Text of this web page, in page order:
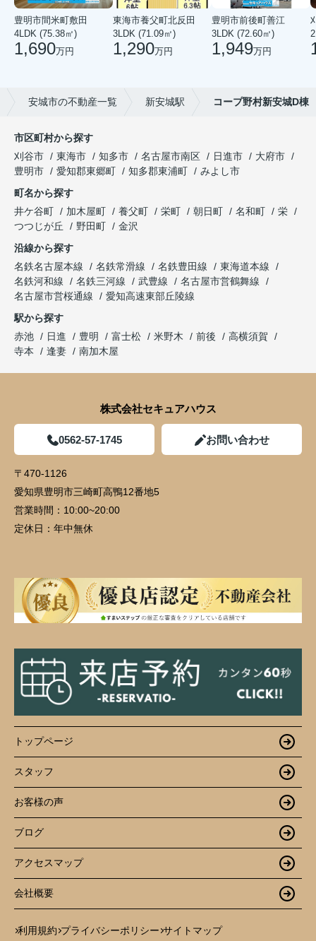
豊明市間米町敷田
4LDK (75.38㎡)
1,690万円
東海市養父町北反田
3LDK (71.09㎡)
1,290万円
豊明市前後町善江
3LDK (72.60㎡)
1,949万円
安城市の不動産一覧 新安城駅 コープ野村新安城D棟
市区町村から探す
刈谷市
東海市 知多市 名古屋市南区 日進市
大府市
豊明市
愛知郡東郷町 知多郡東浦町
みよし市
町名から探す
井ケ谷町
加木屋町 養父町 栄町 朝日町 名和町
栄
つつじが丘
野田町
金沢
沿線から探す
名鉄名古屋本線
名鉄常滑線 名鉄豊田線
東海道本線
名鉄河和線
名鉄三河線 武豊線
名古屋市営鶴舞線
名古屋市営桜通線
愛知高速東部丘陵線
駅から探す
赤池
日進 豊明 富士松 米野木 前後
高横須賀
寺本
逢妻 南加木屋
株式会社セキュアハウス
0562-57-1745 お問い合わせ
〒470-1126
愛知県豊明市三崎町高鴨12番地5
営業時間： 10:00~20:00
定休日： 年中無休
トップページ
スタッフ
お客様の声
ブログ
アクセスマップ
会社概要
利用規約 プライバシーポリシー サイトマップ